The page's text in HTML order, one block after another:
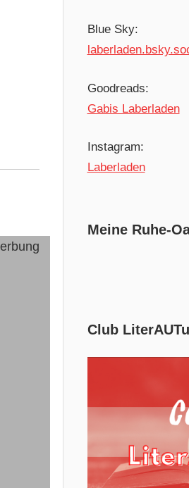
Blue Sky:
Goodreads:
Gabis Laberladen
Instagram:
Laberladen
Meine Ruhe-
Club